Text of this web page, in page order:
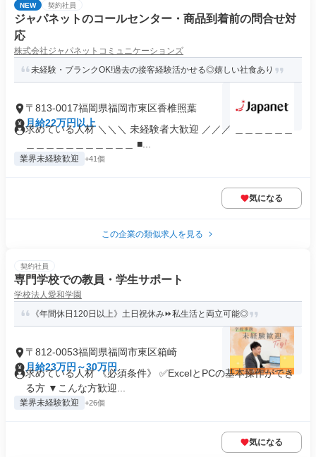
NEW 契約社員
ジャパネットのコールセンター・商品到着前の問合せ対
応
株式会社ジャパネットコミュニケーションズ
未経験・ブランクOK!過去の接客経験活かせる◎嬉しい社食あり
〒813-0017福岡県福岡市東区香椎照葉
月給22万円以上
求めている人材 ＼＼＼ 未経験者大歓迎 ／／／ ＿＿＿＿＿＿
＿＿＿＿＿＿＿＿＿＿＿ ■...
業界未経験歓迎 +41個
気になる
この企業の類似求人を見る
契約社員
専門学校での教員・学生サポート
学校法人愛和学園
《年間休日120日以上》土日祝休み⏩私生活と両立可能◎
〒812-0053福岡県福岡市東区箱崎
月給23万円～30万円
求めている人材 《必須条件》 ✅ExcelとPCの基本操作ができ
る方 ▼こんな方歓迎...
業界未経験歓迎 +26個
気になる